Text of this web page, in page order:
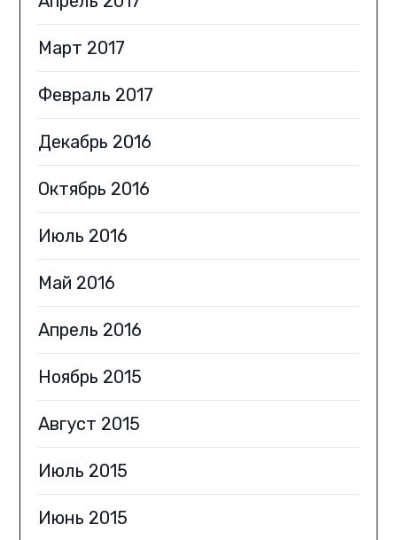
Март 2017
Февраль 2017
Декабрь 2016
Октябрь 2016
Июль 2016
Май 2016
Апрель 2016
Ноябрь 2015
Август 2015
Июль 2015
Июнь 2015